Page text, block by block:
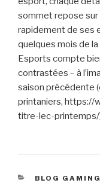
sommet repose sur
rapidement de ses
quelques mois de la
Esports compte
contrastées – à
saison précédente
printaniers, https://
titre-lec-printemps/
CATÉGORIES
BLOG GAMING